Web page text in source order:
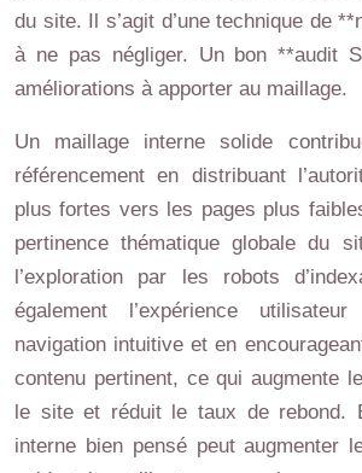
du site. Il s’agit d’une technique de
à ne pas négliger. Un bon **audit
améliorations à apporter au maillage.
Un maillage interne solide
référencement en distribuant
plus fortes vers les pages plus
pertinence thématique globale du
l’exploration par les robots
également l’expérience
navigation intuitive et en
contenu pertinent, ce qui augmente
le site et réduit le taux de rebond.
interne bien pensé peut augmenter